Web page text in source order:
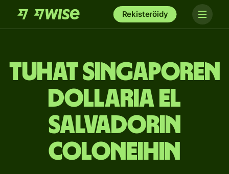
Rekisteröidy
tuhat Singaporen
dollaria El
Salvadorin
coloneihin